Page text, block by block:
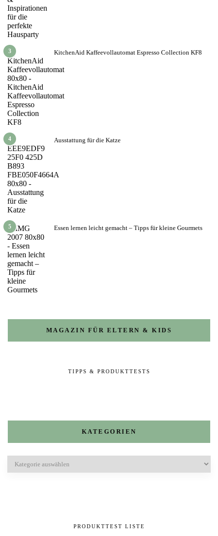
3 KitchenAid Kaffeevollautomat Espresso Collection KF8
4 Ausstattung für die Katze
5 Essen lernen leicht gemacht – Tipps für kleine Gourmets
MAGAZIN FÜR ELTERN & KIDS
TIPPS & PRODUKTTESTS
KATEGORIEN
PRODUKTTEST LISTE